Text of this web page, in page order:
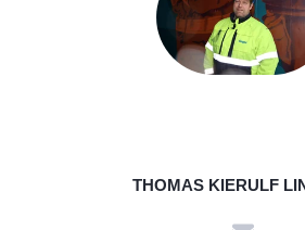
THOMAS KIERULF